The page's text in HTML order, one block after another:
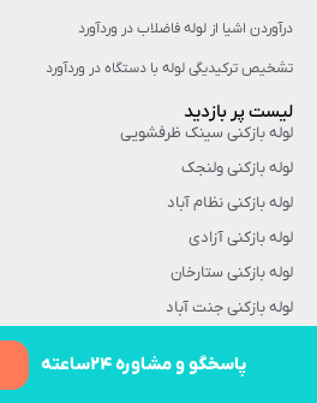
درآوردن اشیا از لوله فاضلاب در وردآورد
تشخیص ترکیدیگی لوله با دستگاه در وردآورد
لیست پر بازدید
لوله بازکنی سینک ظرفشویی
لوله بازکنی ولنجک
لوله بازکنی نظام آباد
لوله بازکنی آزادی
لوله بازکنی ستارخان
لوله بازکنی جنت آباد
پاسخگو و مشاوره ۲۴ساعته